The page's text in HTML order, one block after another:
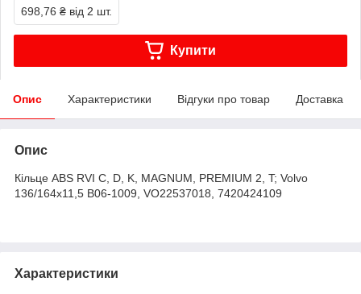
698,76 ₴ від 2 шт.
Купити
Опис Характеристики Відгуки про товар Доставка
Опис
Кільце ABS RVI C, D, K, MAGNUM, PREMIUM 2, T; Volvo
136/164x11,5 B06-1009, VO22537018, 7420424109
Характеристики